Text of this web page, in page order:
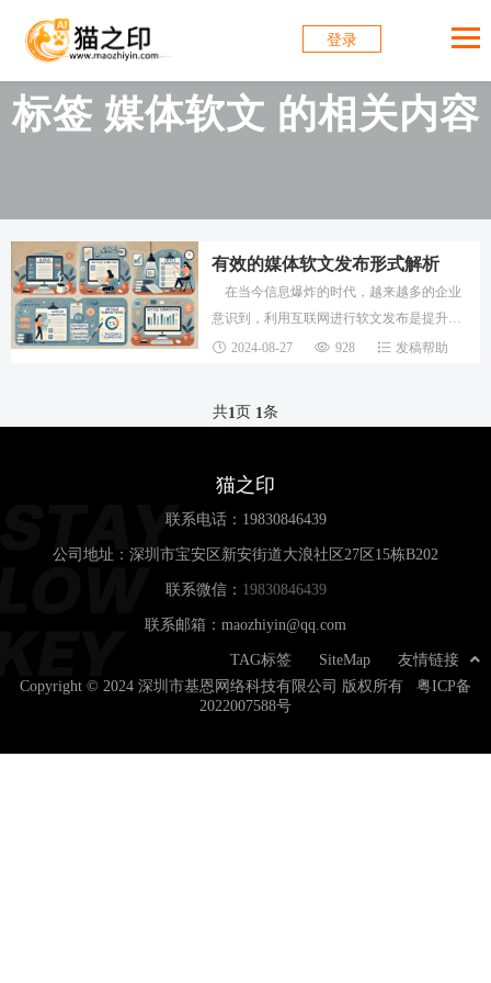
登录
标签 媒体软文 的相关内容
有效的媒体软文发布形式解析
在当今信息爆炸的时代，越来越多的企业
意识到，利用互联网进行软文发布是提升品
牌知名度和市场竞争力的重要手段。软文发
2024-08-27 928 发稿帮助
共1 页 1 条
猫之印
联系电话： 19830846439
公司地址：深圳市宝安区新安街道大浪社区27区15栋B202
联系微信： 19830846439
联系邮箱：maozhiyin@qq.com
友情链接
SiteMap
TAG标签
Copyright © 2024 深圳市基恩网络科技有限公司 版权所有 粤ICP备
2022007588号